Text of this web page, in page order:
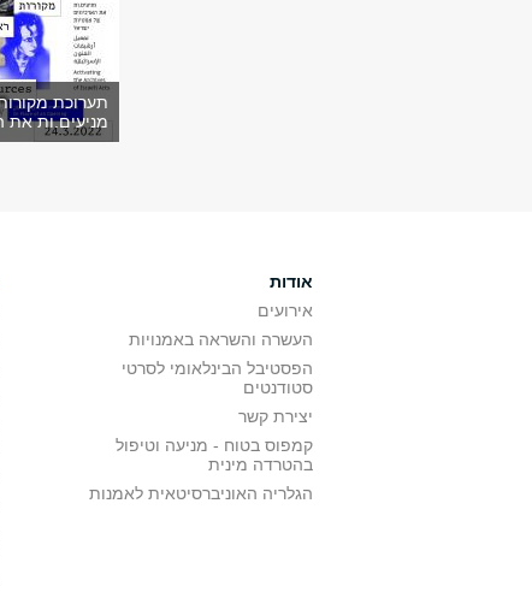
תערוכת
מניעים.ות את
אודות
אירועים
העשרה והשראה באמנויות
הפסטיבל הבינלאומי לסרטי
סטודנטים
יצירת קשר
קמפוס בטוח - מניעה וטיפול
בהטרדה מינית
הגלריה האוניברסיטאית לאמנות